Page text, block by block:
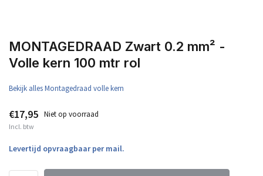
MONTAGEDRAAD Zwart 0.2 mm² -
Volle kern 100 mtr rol
Bekijk alles Montagedraad volle kern
€17,95 Niet op voorraad
Incl. btw
Levertijd opvraagbaar per mail.